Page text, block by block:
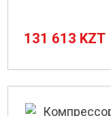
131 613 KZT